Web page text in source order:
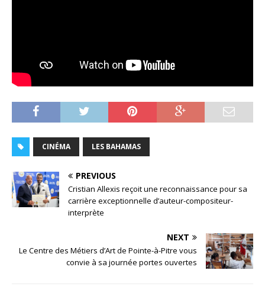
CINÉMA LES BAHAMAS
PREVIOUS
Cristian Allexis reçoit une reconnaissance pour sa
carrière exceptionnelle d’auteur-compositeur-
interprète
NEXT
Le Centre des Métiers d’Art de Pointe-à-Pitre vous
convie à sa journée portes ouvertes